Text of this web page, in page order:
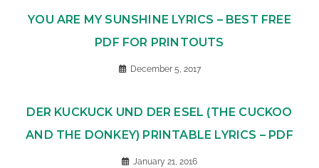
YOU ARE MY SUNSHINE LYRICS – BEST FREE
PDF FOR PRINTOUTS
December 5, 2017
DER KUCKUCK UND DER ESEL (THE CUCKOO
AND THE DONKEY) PRINTABLE LYRICS – PDF
January 21, 2016